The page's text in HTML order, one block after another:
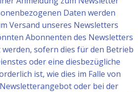
Daten werden
Versand unseres Newsletters
Abonnenten des Newsletters
sofern dies für den Betrieb
oder eine diesbezügliche
ist, wie dies im Falle von
oder bei der